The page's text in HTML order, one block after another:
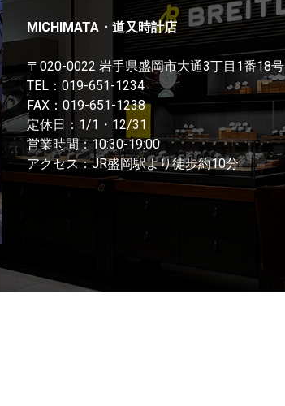
MICHIMATA・道又時計店
〒020-0022 岩手県盛岡市大通3丁目1番18号
TEL： 019-651-1234
FAX：019-651-1238
定休日：1/1・12/31
営業時間：10:30-19:00
アクセス：JR盛岡駅より徒歩約10分